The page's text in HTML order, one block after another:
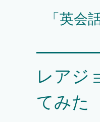
「英会
レアジ
てみた